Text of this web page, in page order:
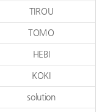
TIROU
TOMO
HEBI
KOKI
solution